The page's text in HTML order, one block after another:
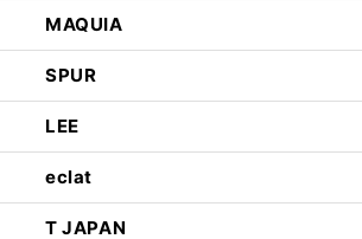
MAQUIA
SPUR
LEE
eclat
T JAPAN